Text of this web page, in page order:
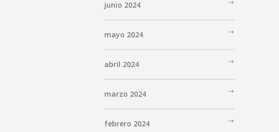
junio 2024
mayo 2024
abril 2024
marzo 2024
febrero 2024